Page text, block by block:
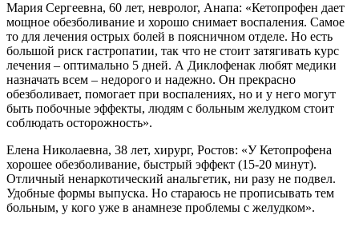
Мария Сергеевна, 60 лет, невролог, Анапа: «Кетопрофен дает
мощное обезболивание и хорошо снимает воспаления. Самое
то для лечения острых болей в поясничном отделе. Но есть
большой риск гастропатии, так что не стоит затягивать курс
лечения – оптимально 5 дней. А Диклофенак любят медики
назначать всем – недорого и надежно. Он прекрасно
обезболивает, помогает при воспалениях, но и у него могут
быть побочные эффекты, людям с больным желудком стоит
соблюдать осторожность».
Елена Николаевна, 38 лет, хирург, Ростов: «У Кетопрофена
хорошее обезболивание, быстрый эффект (15-20 минут).
Отличный ненаркотический анальгетик, ни разу не подвел.
Удобные формы выпуска. Но стараюсь не прописывать тем
больным, у кого уже в анамнезе проблемы с желудком».